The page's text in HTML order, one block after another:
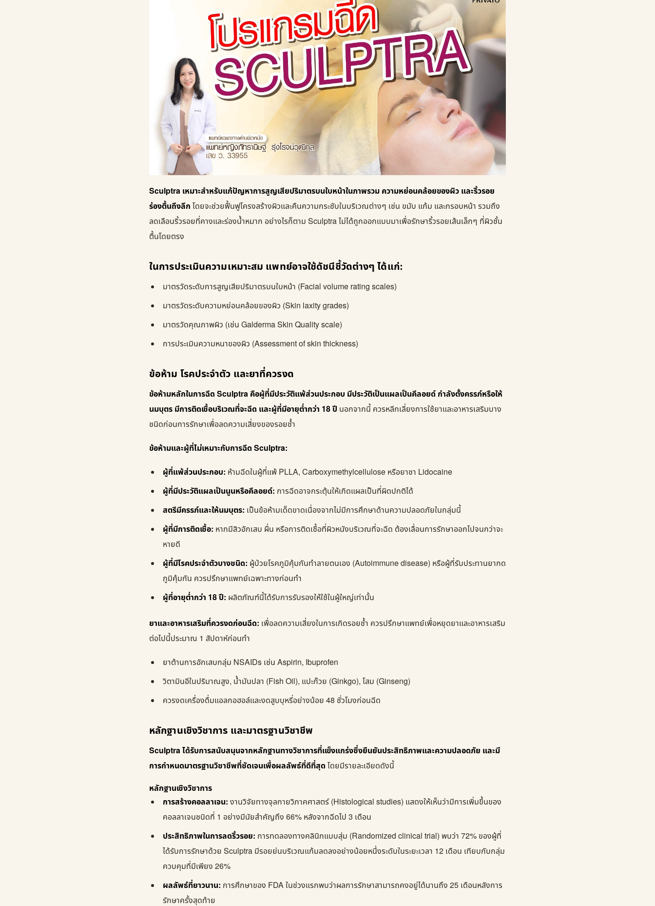
Sculptra เหมาะสำหรับแก้ปัญหาการสูญเสียปริมาตรบนใบหน้าในภาพรวม ความหย่อนคล้อยของผิว และริ้วรอย
ร่องตื้นถึงลึก โดยจะช่วยฟื้นฟูโครงสร้างผิวและคืนความกระชับในบริเวณต่างๆ เช่น ขมับ แก้ม และกรอบหน้า รวมถึง
ลดเลือนริ้วรอยที่คางและร่องน้ำหมาก อย่างไรก็ตาม Sculptra ไม่ได้ถูกออกแบบมาเพื่อรักษาริ้วรอยเส้นเล็กๆ ที่ผิวชั้น
ตื้นโดยตรง
ในการประเมินความเหมาะสม แพทย์อาจใช้ดัชนีชี้วัดต่างๆ ได้แก่:
มาตรวัดระดับการสูญเสียปริมาตรบนใบหน้า (Facial volume rating scales)
มาตรวัดระดับความหย่อนคล้อยของผิว (Skin laxity grades)
มาตรวัดคุณภาพผิว (เช่น Galderma Skin Quality scale)
การประเมินความหนาของผิว (Assessment of skin thickness)
ข้อห้าม โรคประจำตัว และยาที่ควรงด
ข้อห้ามหลักในการฉีด Sculptra คือผู้ที่มีประวัติแพ้ส่วนประกอบ มีประวัติเป็นแผลเป็นคีลอยด์ กำลังตั้งครรภ์หรือให้
นมบุตร มีการติดเชื้อบริเวณที่จะฉีด และผู้ที่มีอายุต่ำกว่า 18 ปี นอกจากนี้ ควรหลีกเลี่ยงการใช้ยาและอาหารเสริมบาง
ชนิดก่อนการรักษาเพื่อลดความเสี่ยงของรอยช้ำ
ข้อห้ามและผู้ที่ไม่เหมาะกับการฉีด Sculptra:
ผู้ที่แพ้ส่วนประกอบ: ห้ามฉีดในผู้ที่แพ้ PLLA, Carboxymethylcellulose หรือยาชา Lidocaine
ผู้ที่มีประวัติแผลเป็นนูนหรือคีลอยด์: การฉีดอาจกระตุ้นให้เกิดแผลเป็นที่ผิดปกติได้
สตรีมีครรภ์และให้นมบุตร: เป็นข้อห้ามเด็ดขาดเนื่องจากไม่มีการศึกษาด้านความปลอดภัยในกลุ่มนี้
ผู้ที่มีการติดเชื้อ: หากมีสิวอักเสบ ผื่น หรือการติดเชื้อที่ผิวหนังบริเวณที่จะฉีด ต้องเลื่อนการรักษาออกไปจนกว่าจะ
หายดี
ผู้ที่มีโรคประจำตัวบางชนิด: ผู้ป่วยโรคภูมิคุ้มกันทำลายตนเอง (Autoimmune disease) หรือผู้ที่รับประทานยากด
ภูมิคุ้มกัน ควรปรึกษาแพทย์เฉพาะทางก่อนทำ
ผู้ที่อายุต่ำกว่า 18 ปี: ผลิตภัณฑ์นี้ได้รับการรับรองให้ใช้ในผู้ใหญ่เท่านั้น
ยาและอาหารเสริมที่ควรงดก่อนฉีด: เพื่อลดความเสี่ยงในการเกิดรอยช้ำ ควรปรึกษาแพทย์เพื่อหยุดยาและอาหารเสริม
ต่อไปนี้ประมาณ 1 สัปดาห์ก่อนทำ
ยาต้านการอักเสบกลุ่ม NSAIDs เช่น Aspirin, Ibuprofen
วิตามินอีในปริมาณสูง, น้ำมันปลา (Fish Oil), แปะก๊วย (Ginkgo), โสม (Ginseng)
ควรงดเครื่องดื่มแอลกอฮอล์และงดสูบบุหรี่อย่างน้อย 48 ชั่วโมงก่อนฉีด
หลักฐานเชิงวิชาการ และมาตรฐานวิชาชีพ
Sculptra ได้รับการสนับสนุนจากหลักฐานทางวิชาการที่แข็งแกร่งซึ่งยืนยันประสิทธิภาพและความปลอดภัย และมี
การกำหนดมาตรฐานวิชาชีพที่ชัดเจนเพื่อผลลัพธ์ที่ดีที่สุด โดยมีรายละเอียดดังนี้
หลักฐานเชิงวิชาการ
การสร้างคอลลาเจน: งานวิจัยทางจุลกายวิภาคศาสตร์ (Histological studies) แสดงให้เห็นว่ามีการเพิ่มขึ้นของ
คอลลาเจนชนิดที่ 1 อย่างมีนัยสำคัญถึง 66% หลังจากฉีดไป 3 เดือน
ประสิทธิภาพในการลดริ้วรอย: การทดลองทางคลินิกแบบสุ่ม (Randomized clinical trial) พบว่า 72% ของผู้ที่
ได้รับการรักษาด้วย Sculptra มีรอยย่นบริเวณแก้มลดลงอย่างน้อยหนึ่งระดับในระยะเวลา 12 เดือน เทียบกับกลุ่ม
ควบคุมที่มีเพียง 26%
ผลลัพธ์ที่ยาวนาน: การศึกษาของ FDA ในช่วงแรกพบว่าผลการรักษาสามารถคงอยู่ได้นานถึง 25 เดือนหลังการ
รักษาครั้งสุดท้าย